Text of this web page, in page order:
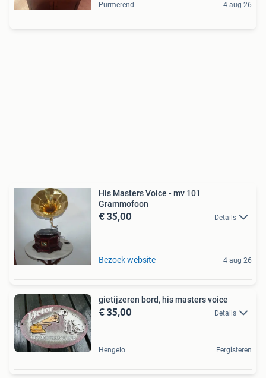
Purmerend 4 aug 26
His Masters Voice - mv 101
Grammofoon
€ 35,00 Details
Bezoek website 4 aug 26
gietijzeren bord, his masters voice
€ 35,00 Details
Hengelo Eergisteren